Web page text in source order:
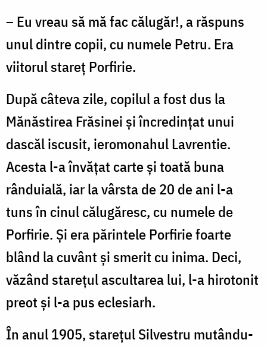
– Eu vreau să mă fac călugăr!, a răspuns
unul dintre copii, cu numele Petru. Era
viitorul stareţ Porfirie.
După câteva zile, copilul a fost dus la
Mănăstirea Frăsinei şi încredinţat unui
dascăl iscusit, ieromonahul Lavrentie.
Acesta l-a învăţat carte şi toată buna
rânduială, iar la vârsta de 20 de ani l-a
tuns în cinul călugăresc, cu numele de
Porfirie. Şi era părintele Porfirie foarte
blând la cuvânt şi smerit cu inima. Deci,
văzând stareţul ascultarea lui, l-a hirotonit
preot şi l-a pus eclesiarh.
În anul 1905, stareţul Silvestru mutându-